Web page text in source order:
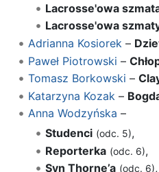
Lacrosse'owa
Lacrosse'owa
Adrianna Kosiorek–
Paweł Piotrowski –
Tomasz Borkowski –
Katarzyna Kozak –
Anna Wodzyńska –
Studenci (odc. 5),
Reporterka (odc. 6),
Syn Thorne’a (odc. 6),